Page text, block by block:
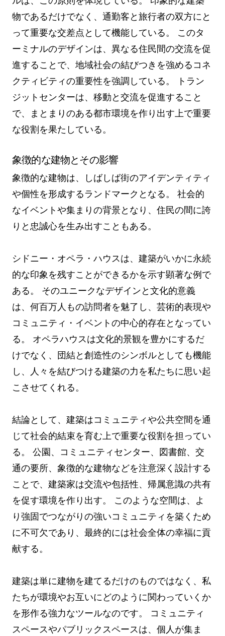
物であるだけでなく、通勤客と旅行者の双方にと
って重要な交差点として機能している。 このタ
ーミナルのデザインは、異なる住民間の交流を促
進することで、地域社会の結びつきを強めるコネ
クティビティの重要性を強調している。 トラン
ジットセンターは、移動と交流を促進すること
で、まとまりのある都市環境を作り出す上で重要
な役割を果たしている。
象徴的な建物とその影響
象徴的な建物は、しばしば街のアイデンティティ
や個性を形成するランドマークとなる。 社会的
なイベントや集まりの背景となり、住民の間に誇
りと忠誠心を生み出すこともある。
シドニー・オペラ・ハウスは、建築がいかに永続
的な印象を残すことができるかを示す顕著な例で
ある。 そのユニークなデザインと文化的意義
は、何百万人もの訪問者を魅了し、芸術的表現や
コミュニティ・イベントの中心的存在となってい
る。 オペラハウスは文化的景観を豊かにするだ
けでなく、団結と創造性のシンボルとしても機能
し、人々を結びつける建築の力を私たちに思い起
こさせてくれる。
結論として、建築はコミュニティや公共空間を通
じて社会的結束を育む上で重要な役割を担ってい
る。 公園、コミュニティセンター、図書館、交
通の要所、象徴的な建物などを注意深く設計する
ことで、建築家は交流や包括性、帰属意識の共有
を促す環境を作り出す。 このような空間は、よ
り強固でつながりの強いコミュニティを築くため
に不可欠であり、最終的には社会全体の幸福に貢
献する。
建築は単に建物を建てるだけのものではなく、私
たちが環境やお互いにどのように関わっていくか
を形作る強力なツールなのです。 コミュニティ
スペースやパブリックスペースは、個人が集ま